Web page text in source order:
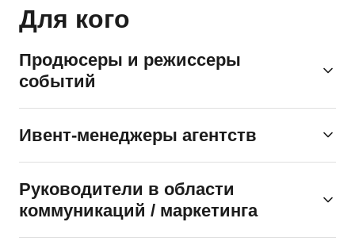
Для кого
Продюсеры и режиссеры
событий
визуального оформления мероприятий
Ивент-менеджеры агентств
и освоения новых инструментов
Руководители в области
коммуникаций / маркетинга